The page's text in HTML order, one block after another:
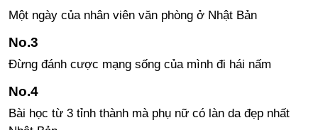
Một ngày của nhân viên văn phòng ở Nhật Bản
Đừng đánh cược mạng sống của mình đi hái nấm
Bài học từ 3 tỉnh thành mà phụ nữ có làn da đẹp nhất
Nhật Bản